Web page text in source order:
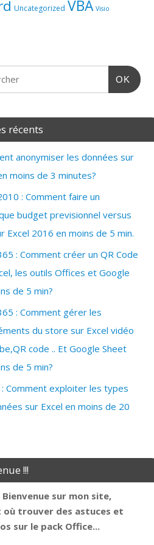
Uncategorized VBA Visio
OK
récents
anonymiser les données sur
moins de 3 minutes?
: Comment faire un
budget previsionnel versus
Excel 2016 en moins de 5 min.
: Comment créer un QR Code
les outils Offices et Google
de 5 min?
: Comment gérer les
du store sur Excel vidéo
code .. Et Google Sheet
de 5 min?
: Comment exploiter les types
sur Excel en moins de 20
!!!
sur mon site,
trouver des astuces et
sur le pack Office...